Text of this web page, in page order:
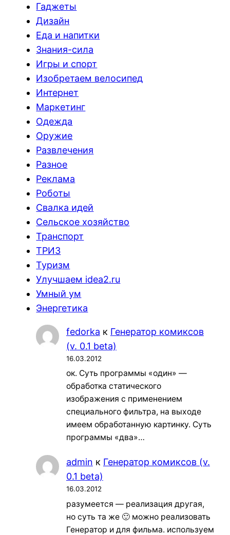
Гаджеты
Дизайн
Еда и напитки
Знания-сила
Игры и спорт
Изобретаем велосипед
Интернет
Маркетинг
Одежда
Оружие
Развлечения
Разное
Реклама
Роботы
Свалка идей
Сельское хозяйство
Транспорт
ТРИЗ
Туризм
Улучшаем idea2.ru
Умный ум
Энергетика
fedorka к Генератор комиксов
(v. 0.1 beta)
16.03.2012
ок. Суть программы «один» —
обработка статического
изображения с применением
специального фильтра, на выходе
имеем обработанную картинку. Суть
программы «два»…
admin к Генератор комиксов (v.
0.1 beta)
16.03.2012
разумеется — реализация другая,
но суть та же 🙂 можно реализовать
Генератор и для фильма. используем